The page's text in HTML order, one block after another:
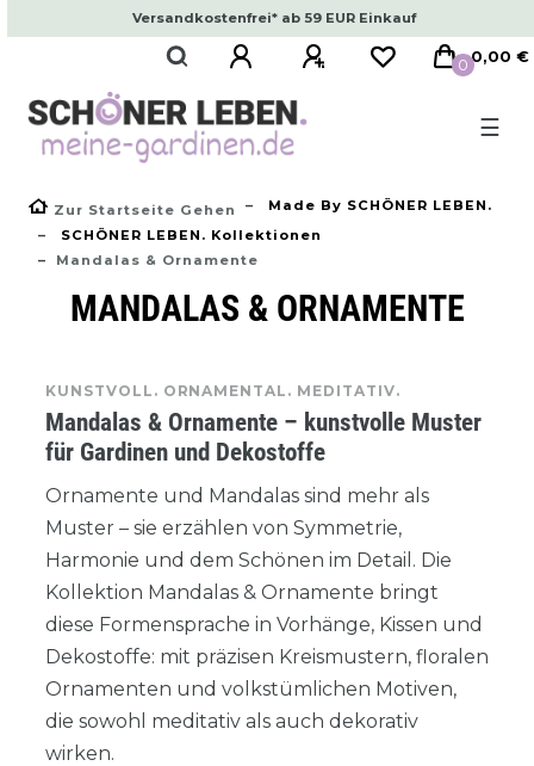
Versandkostenfrei* ab 59 EUR Einkauf
0 0,00 €
☰
Zur Startseite Gehen
Made By SCHÖNER LEBEN.
SCHÖNER LEBEN. Kollektionen
Mandalas & Ornamente
MANDALAS & ORNAMENTE
KUNSTVOLL. ORNAMENTAL. MEDITATIV.
Mandalas & Ornamente – kunstvolle Muster
für Gardinen und Dekostoffe
Ornamente und Mandalas sind mehr als
Muster – sie erzählen von Symmetrie,
Harmonie und dem Schönen im Detail. Die
Kollektion Mandalas & Ornamente bringt
diese Formensprache in Vorhänge, Kissen und
Dekostoffe: mit präzisen Kreismustern, floralen
Ornamenten und volkstümlichen Motiven,
die sowohl meditativ als auch dekorativ
wirken.